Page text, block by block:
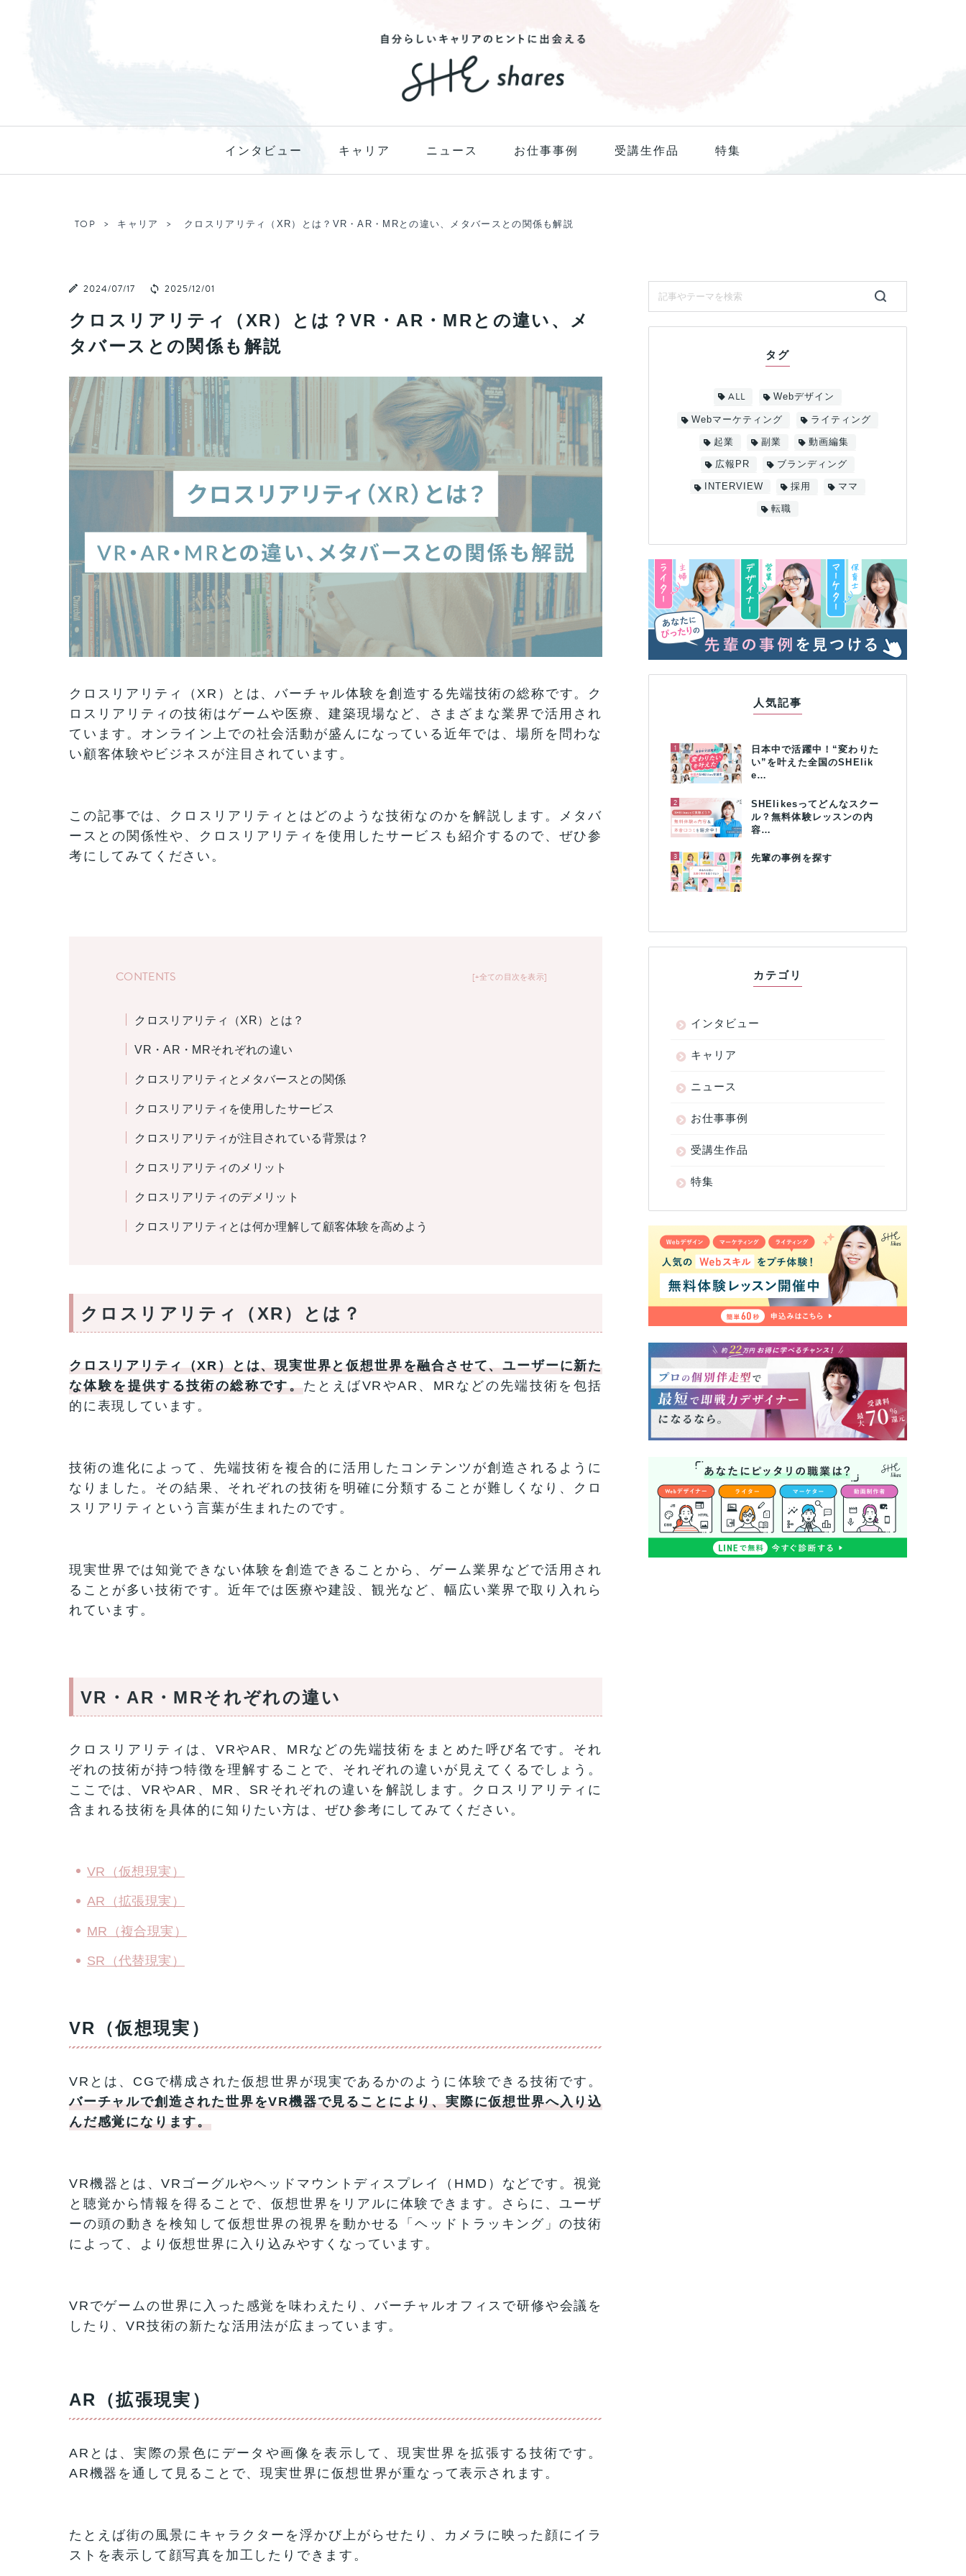
インタビュー キャリア ニュース お仕事事例 受講生作品 特集
TOP キャリア クロスリアリティ（XR）とは？VR・AR・MRとの違い、メタバースとの関係も解説
2024/07/17 2025/12/01
クロスリアリティ（XR）とは？VR・AR・MRとの違い、メ
タバースとの関係も解説
クロスリアリティ（XR）とは、バーチャル体験を創造する先端技術の総称です。ク
ロスリアリティの技術はゲームや医療、建築現場など、さまざまな業界で活用され
ています。オンライン上での社会活動が盛んになっている近年では、場所を問わな
い顧客体験やビジネスが注目されています。
この記事では、クロスリアリティとはどのような技術なのかを解説します。メタバ
ースとの関係性や、クロスリアリティを使用したサービスも紹介するので、ぜひ参
考にしてみてください。
+全ての目次を表示
CONTENTS
クロスリアリティ（XR）とは？
VR・AR・MRそれぞれの違い
クロスリアリティとメタバースとの関係
クロスリアリティを使用したサービス
クロスリアリティが注目されている背景は？
クロスリアリティのメリット
クロスリアリティのデメリット
クロスリアリティとは何か理解して顧客体験を高めよう
クロスリアリティ（XR）とは？
クロスリアリティ（XR）とは、現実世界と仮想世界を融合させて、ユーザーに新た
な体験を提供する技術の総称です。たとえばVRやAR、MRなどの先端技術を包括
的に表現しています。
技術の進化によって、先端技術を複合的に活用したコンテンツが創造されるように
なりました。その結果、それぞれの技術を明確に分類することが難しくなり、クロ
スリアリティという言葉が生まれたのです。
現実世界では知覚できない体験を創造できることから、ゲーム業界などで活用され
ることが多い技術です。近年では医療や建設、観光など、幅広い業界で取り入れら
れています。
VR・AR・MRそれぞれの違い
クロスリアリティは、VRやAR、MRなどの先端技術をまとめた呼び名です。それ
ぞれの技術が持つ特徴を理解することで、それぞれの違いが見えてくるでしょう。
ここでは、VRやAR、MR、SRそれぞれの違いを解説します。クロスリアリティに
含まれる技術を具体的に知りたい方は、ぜひ参考にしてみてください。
VR（仮想現実）
AR（拡張現実）
MR（複合現実）
SR（代替現実）
VR（仮想現実）
VRとは、CGで構成された仮想世界が現実であるかのように体験できる技術です。
バーチャルで創造された世界をVR機器で見ることにより、実際に仮想世界へ入り込
んだ感覚になります。
VR機器とは、VRゴーグルやヘッドマウントディスプレイ（HMD）などです。視覚
と聴覚から情報を得ることで、仮想世界をリアルに体験できます。さらに、ユーザ
ーの頭の動きを検知して仮想世界の視界を動かせる「ヘッドトラッキング」の技術
によって、より仮想世界に入り込みやすくなっています。
VRでゲームの世界に入った感覚を味わえたり、バーチャルオフィスで研修や会議を
したり、VR技術の新たな活用法が広まっています。
AR（拡張現実）
ARとは、実際の景色にデータや画像を表示して、現実世界を拡張する技術です。
AR機器を通して見ることで、現実世界に仮想世界が重なって表示されます。
たとえば街の風景にキャラクターを浮かび上がらせたり、カメラに映った顔にイラ
ストを表示して顔写真を加工したりできます。
タグ
ALL Webデザイン
Webマーケティング ライティング
起業 副業 動画編集
広報PR ブランディング
INTERVIEW 採用 ママ
転職
人気記事
1
日本中で活躍中！“変わりた
い”を叶えた全国のSHElik
e…
2
SHElikesってどんなスクー
ル？無料体験レッスンの内
容…
3 先輩の事例を探す
カテゴリ
インタビュー
キャリア
ニュース
お仕事事例
受講生作品
特集